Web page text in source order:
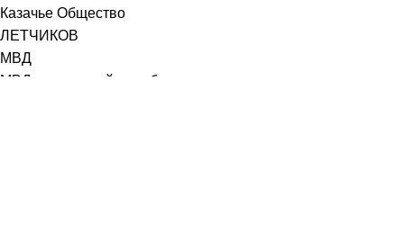
Казачье Общество
ЛЕТЧИКОВ
МВД
МВД внутренней службы